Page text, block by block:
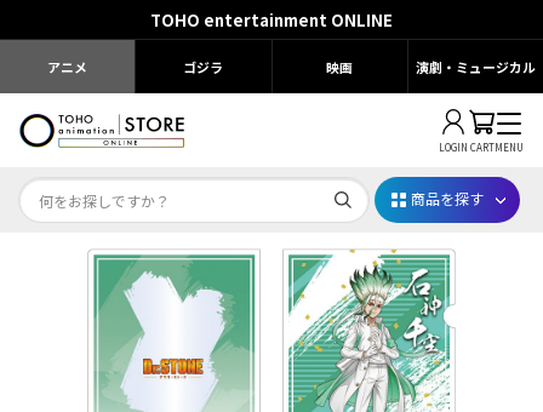
TOHO entertainment ONLINE
アニメ ゴジラ 映画 演劇・ミュージカル
LOGIN CARTMENU
Dr.STONE STONE FES.2026
映画ちいかわ
じゅじゅフェス 2026
商品を探す